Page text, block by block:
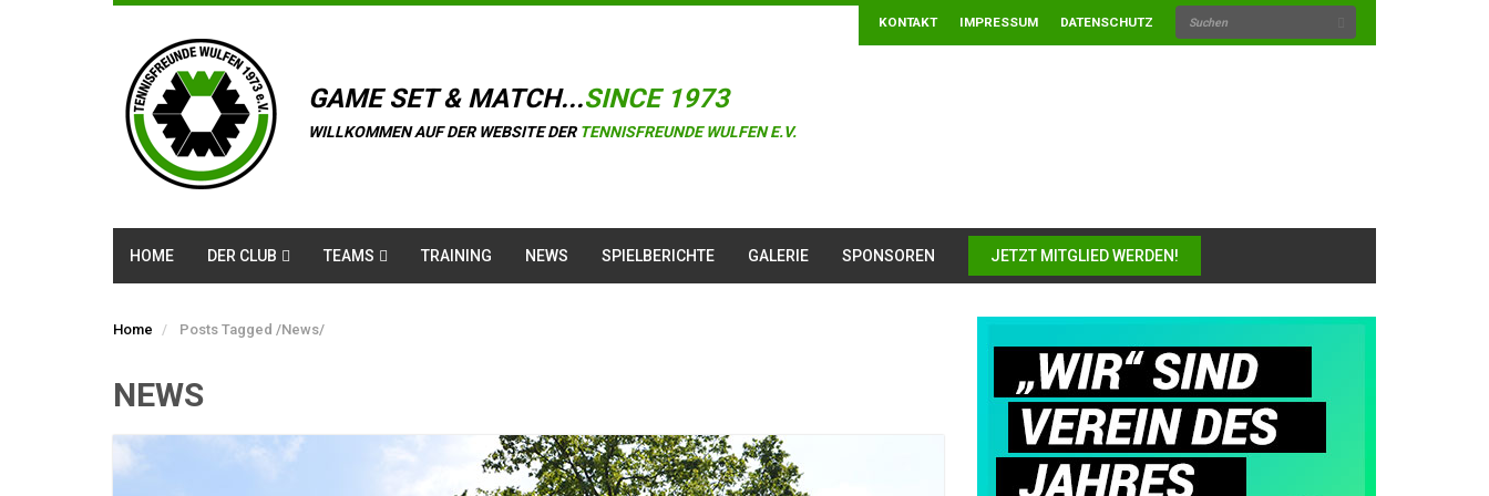
KONTAKT IMPRESSUM DATENSCHUTZ
GAME SET & MATCH...SINCE 1973
WILLKOMMEN AUF DER WEBSITE DER TENNISFREUNDE WULFEN E.V.
HOME DER CLUB TEAMS TRAINING NEWS SPIELBERICHTE GALERIE SPONSOREN JETZT MITGLIED WERDEN!
Home Posts Tagged /News/
NEWS